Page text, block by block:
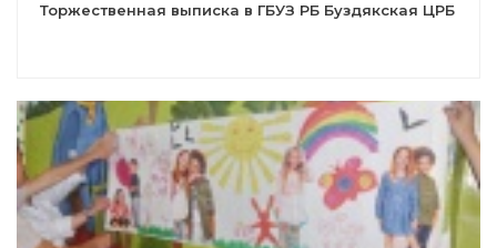
Торжественная выписка в ГБУЗ РБ Буздякская ЦРБ